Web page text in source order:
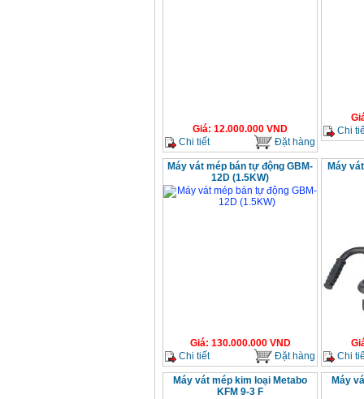
Giá: 12.000.000 VND
Chi tiết
Đặt hàng
Chi
Máy vát mép bán tự động GBM-
12D (1.5KW)
Giá: 130.000.000VND
Chi tiết
Đặt hàng
Máy
Chi
Máy vát mép kim loại Metabo
KFM 9-3 F
Máy